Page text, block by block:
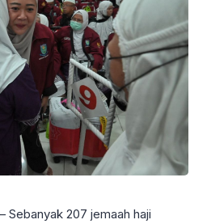
– Sebanyak 207 jemaah haji